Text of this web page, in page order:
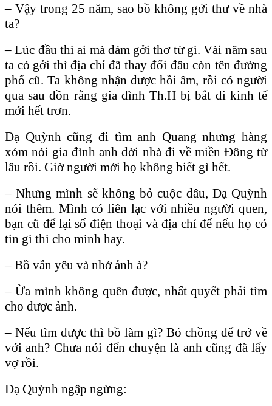
– Vậy trong 25 năm, sao bồ không gởi thư về nhà
ta?
– Lúc đầu thì ai mà dám gởi thơ từ gì. Vài năm sau
ta có gởi thì địa chỉ đã thay đổi đâu còn tên đường
phố cũ. Ta không nhận được hồi âm, rồi có người
qua sau đồn rằng gia đình Th.H bị bắt đi kinh tế
mới hết trơn.
Dạ Quỳnh cũng đi tìm anh Quang nhưng hàng
xóm nói gia đình anh dời nhà đi về miền Đông từ
lâu rồi. Giờ người mới họ không biết gì hết.
– Nhưng mình sẽ không bỏ cuộc đâu, Dạ Quỳnh
nói thêm. Mình có liên lạc với nhiều người quen,
bạn cũ để lại số điện thoại và địa chỉ để nếu họ có
tin gì thì cho mình hay.
– Bồ vẫn yêu và nhớ ảnh à?
– Ừa mình không quên được, nhất quyết phải tìm
cho được ảnh.
– Nếu tìm được thì bồ làm gì? Bỏ chồng để trở về
với anh? Chưa nói đến chuyện là anh cũng đã lấy
vợ rồi.
Dạ Quỳnh ngập ngừng: